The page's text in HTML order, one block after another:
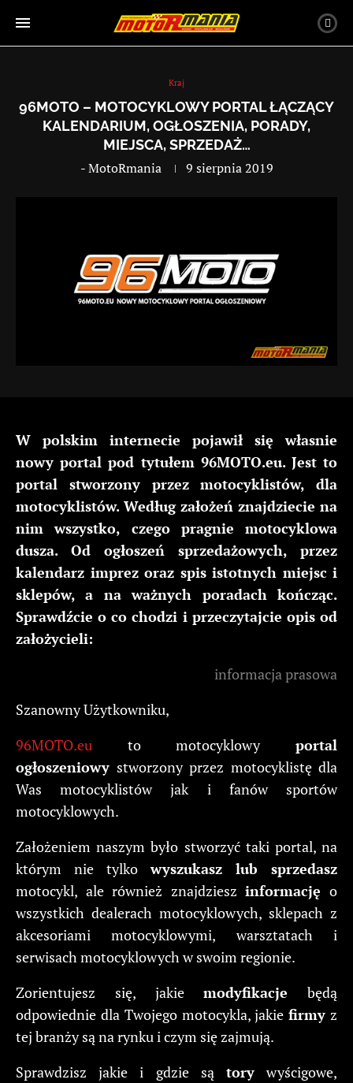
Kraj
96MOTO – MOTOCYKLOWY PORTAL ŁĄCZĄCY
KALENDARIUM, OGŁOSZENIA, PORADY,
MIEJSCA, SPRZEDAŻ…
-MotoRmania 9 sierpnia 2019
W polskim internecie pojawił się własnie
nowy portal pod tytułem 96MOTO.eu. Jest to
portal stworzony przez motocyklistów, dla
motocyklistów. Według założeń znajdziecie na
nim wszystko, czego pragnie motocyklowa
dusza. Od ogłoszeń sprzedażowych, przez
kalendarz imprez oraz spis istotnych miejsc i
sklepów, a na ważnych poradach kończąc.
Sprawdźcie o co chodzi i przeczytajcie opis od
założycieli:
informacja prasowa
Szanowny Użytkowniku,
96MOTO.eu to motocyklowy portal
ogłoszeniowy stworzony przez motocyklistę dla
Was motocyklistów jak i fanów sportów
motocyklowych.
Założeniem naszym było stworzyć taki portal, na
którym nie tylkowyszukasz lub sprzedasz
motocykl, ale również znajdzieszinformację o
wszystkich dealerach motocyklowych, sklepach z
akcesoriami motocyklowymi, warsztatach i
serwisach motocyklowych w swoim regionie.
Zorientujesz się, jakiemodyfikacje będą
odpowiednie dla Twojego motocykla, jakiefirmy z
tej branży są na rynku i czym się zajmują.
Sprawdzisz jakie i gdzie są torywyścigowe,